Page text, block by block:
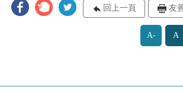
回上一頁 友
A- A